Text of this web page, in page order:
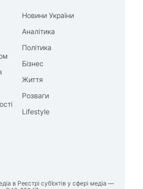
Новини України
Аналітика
Політика
Бізнес
Життя
Розваги
Lifestyle
в Реєстрі суб’єктів у сфері медіа —